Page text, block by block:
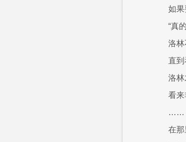
如果
“真
洛林
直
洛林
看来
……
在那